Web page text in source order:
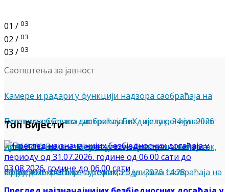
01 / 03
02 / 03
03 / 03
Саопштења за јавност
Камере и радари у функцији надзора саобраћаја на
путевима у Брчко дистрикту БиХ-петак, 24 јул 2026
12:46
Потпуна обустава саобраћаја на дијелу регионалног
пута Р460 Брчко - Церик у зони Липовац-четвртак,
23 јул 2026 14:01
Апел возачима на опрезну вожњу и пјешацима на
безбједно кретање-уторак, 21 јул 2026 14:28
Привремена измјена режима одвијања саобраћаја на
Топ Вијести